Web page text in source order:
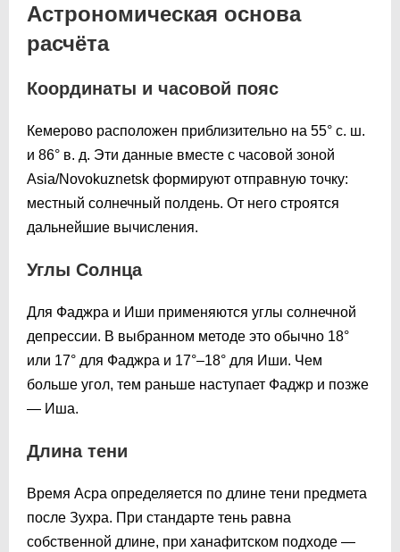
Астрономическая основа
расчёта
Координаты и часовой пояс
Кемерово расположен приблизительно на 55° с. ш.
и 86° в. д. Эти данные вместе с часовой зоной
Asia/Novokuznetsk формируют отправную точку:
местный солнечный полдень. От него строятся
дальнейшие вычисления.
Углы Солнца
Для Фаджра и Иши применяются углы солнечной
депрессии. В выбранном методе это обычно 18°
или 17° для Фаджра и 17°–18° для Иши. Чем
больше угол, тем раньше наступает Фаджр и позже
— Иша.
Длина тени
Время Асра определяется по длине тени предмета
после Зухра. При стандарте тень равна
собственной длине, при ханафитском подходе —